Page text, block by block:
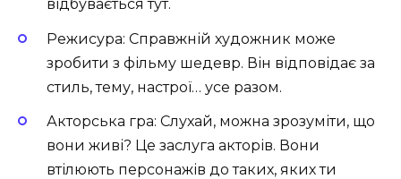
відбувається тут.
Режисура: Справжній художник може
зробити з фільму шедевр. Він відповідає за
стиль, тему, настрої… усе разом.
Акторська гра: Слухай, можна зрозуміти, що
вони живі? Це заслуга акторів. Вони
втілюють персонажів до таких, яких ти